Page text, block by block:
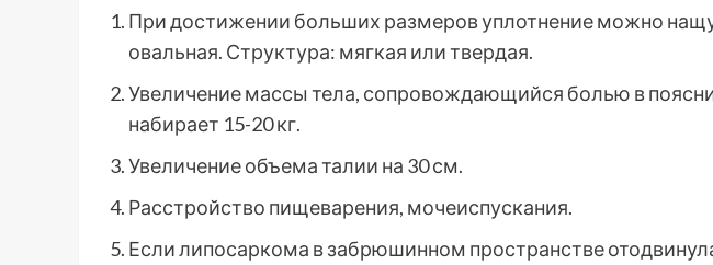
При достижении больших размеров уплотнение можно
овальная. Структура: мягкая или твердая.
Увеличение массы тела, сопровождающийся болью в
набирает 15-20 кг.
Увеличение объема талии на 30 см.
Расстройство пищеварения, мочеиспускания.
Если липосаркома в забрюшинном пространстве